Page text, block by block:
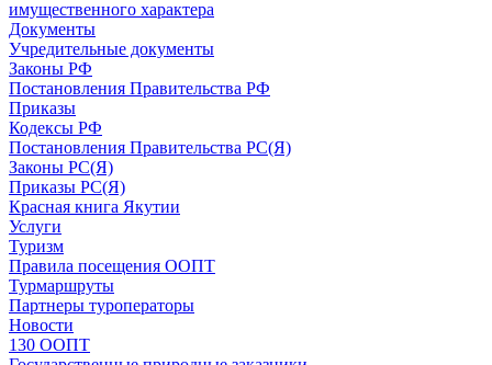
имущественного характера
Документы
Учредительные документы
Законы РФ
Постановления Правительства РФ
Приказы
Кодексы РФ
Постановления Правительства РС(Я)
Законы РС(Я)
Приказы РС(Я)
Красная книга Якутии
Услуги
Туризм
Правила посещения ООПТ
Турмаршруты
Партнеры туроператоры
Новости
130 ООПТ